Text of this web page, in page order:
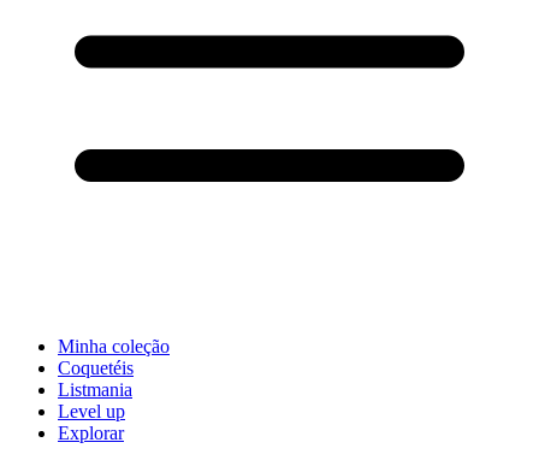
Minha coleção
Coquetéis
Listmania
Level up
Explorar